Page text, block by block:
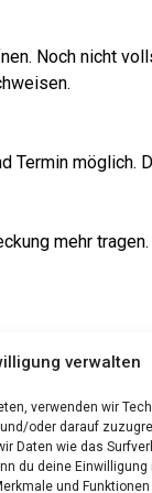
verwalten
verwenden wir
oder darauf
Daten wie das
du deine
und
Noch nicht
Ter­min mög­lich.
mehr
Ein­hal­tung
mit nega­ti­vem
besteht nicht